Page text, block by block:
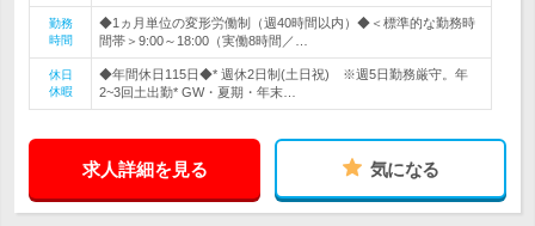
勤務
時間
◆1ヵ月単位の変形労働制（週40時間以内）◆＜標準的な勤務時
間帯＞9:00～18:00（実働8時間／…
休日
休暇
◆年間休日115日◆* 週休2日制(土日祝) ※週5日勤務厳守。年
2~3回土出勤* GW・夏期・年末…
求人詳細を見る 気になる